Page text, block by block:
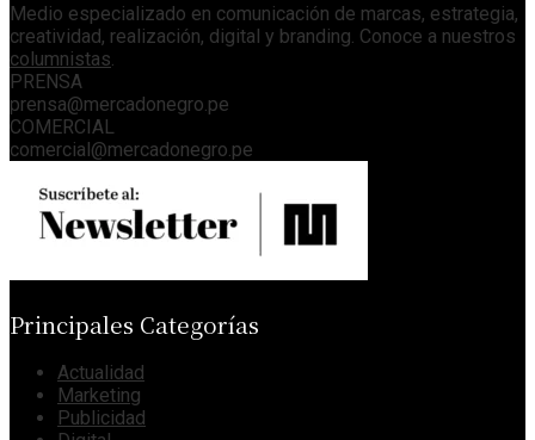
Medio especializado en comunicación de marcas, estrategia,
creatividad, realización, digital y branding. Conoce a nuestros
columnistas.
PRENSA
prensa@mercadonegro.pe
COMERCIAL
comercial@mercadonegro.pe
Principales Categorías
Actualidad
Marketing
Publicidad